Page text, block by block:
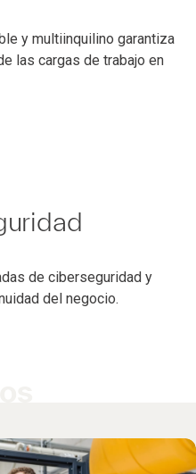
y multiinquilino garantiza
las cargas de trabajo en
de ciberseguridad y
del negocio.